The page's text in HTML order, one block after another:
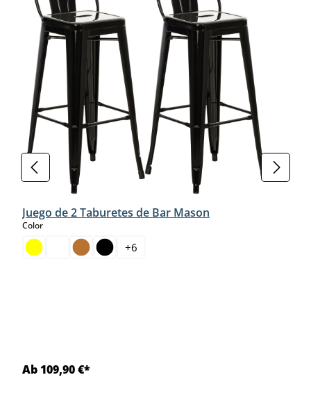
Juego de 2 Taburetes de Bar Mason
Colorselect
+6
Ab 109,90 €*